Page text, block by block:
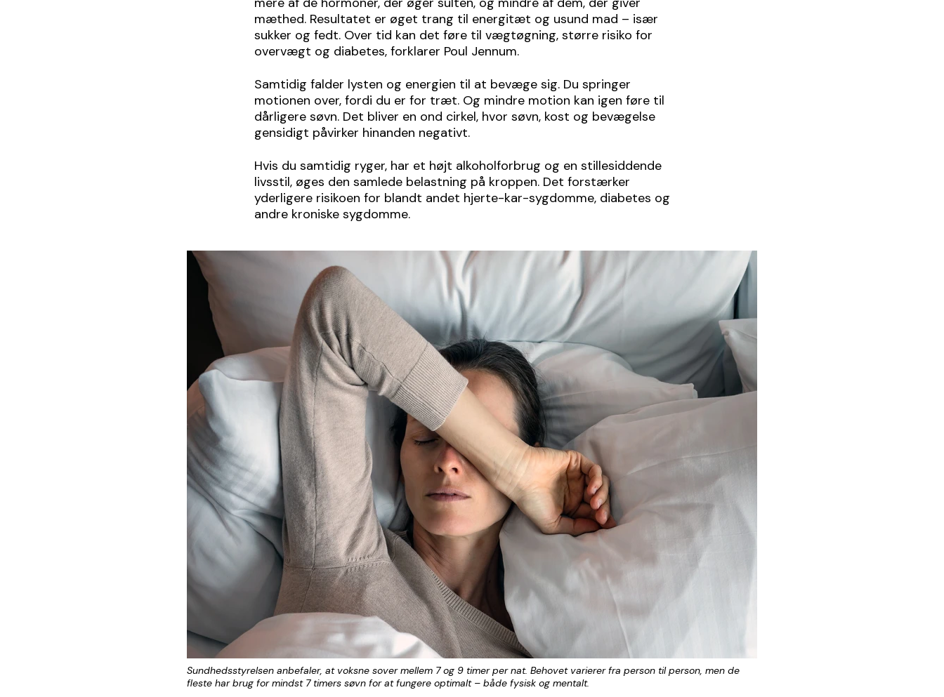
mæthed. Resultatet er øget trang til energitæt og usund mad – især
sukker og fedt. Over tid kan det føre til vægtøgning, større risiko for
overvægt og diabetes, forklarer Poul Jennum.
Samtidig falder lysten og energien til at bevæge sig. Du springer
motionen over, fordi du er for træt. Og mindre motion kan igen føre til
dårligere søvn. Det bliver en ond cirkel, hvor søvn, kost og bevægelse
gensidigt påvirker hinanden negativt.
Hvis du samtidig ryger, har et højt alkoholforbrug og en stillesiddende
livsstil, øges den samlede belastning på kroppen. Det forstærker
yderligere risikoen for blandt andet hjerte-kar-sygdomme, diabetes og
andre kroniske sygdomme.
Sundhedsstyrelsen anbefaler, at voksne sover mellem 7 og 9 timer per nat. Behovet varierer fra person til person, men de
fleste har brug for mindst 7 timers søvn for at fungere optimalt – både fysisk og mentalt.